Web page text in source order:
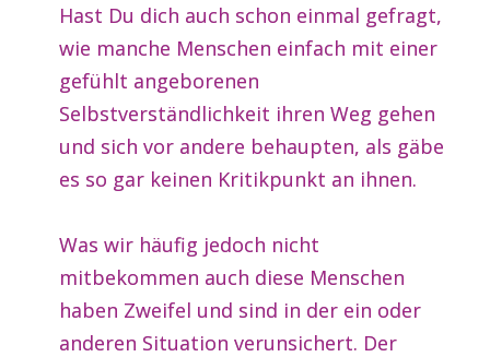
Hast Du dich auch schon einmal gefragt,
wie manche Menschen einfach mit einer
gefühlt angeborenen
Selbstverständlichkeit ihren Weg gehen
und sich vor andere behaupten, als gäbe
es so gar keinen Kritikpunkt an ihnen.
Was wir häufig jedoch nicht
mitbekommen auch diese Menschen
haben Zweifel und sind in der ein oder
anderen Situation verunsichert. Der